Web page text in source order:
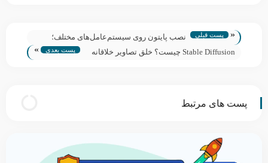
« پست قبلی
نصب پایتون روی سیستم‌عامل‌های مختلف؛
آموزش ویدئویی و گام‌به‌گام
Stable Diffusion چیست؟ خلق تصاویر خلاقانه
پست بعدی »
پست های مرتبط